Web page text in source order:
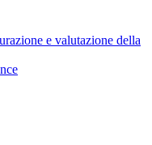
e valutazione della